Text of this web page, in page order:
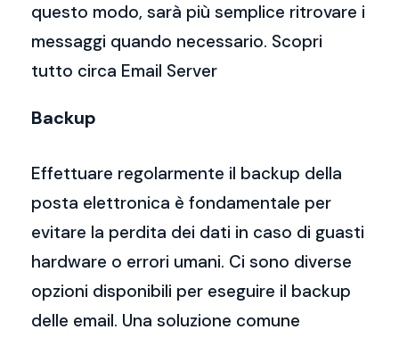
questo modo, sarà più semplice ritrovare i
messaggi quando necessario. Scopri
tutto circa Email Server
Backup
Effettuare regolarmente il backup della
posta elettronica è fondamentale per
evitare la perdita dei dati in caso di guasti
hardware o errori umani. Ci sono diverse
opzioni disponibili per eseguire il backup
delle email. Una soluzione comune